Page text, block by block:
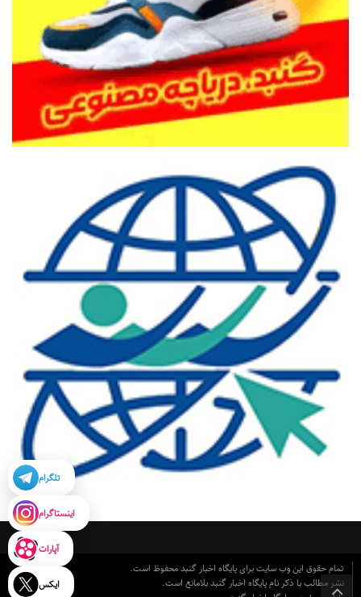
تمام حقوق این وب سایت برای پایگاه اخبار گنبد محفوظ است.
نشر مطالب با ذکر نام پایگاه اخبار گنبد بلامانع است.
تلگرام
اینستاگرام
آپارات
ایکس